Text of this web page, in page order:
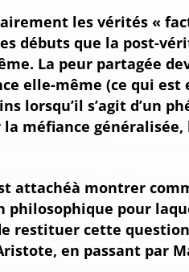
les vérités «
débuts que la post-
La peur partagée
elle-même (ce qui
lorsqu’il s’agit d’un
méfiance
attachéà montrer
pour
restituer cette
en passant par